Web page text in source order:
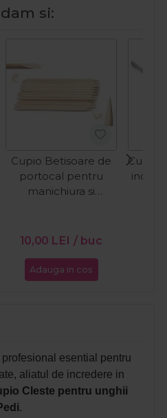
si:
Cupio Betisoare de
portocal pentru
manichiura si
10,00 LEI / buc
Adauga in cos
Cupio
inox
esential pentru
aliatul de incredere in
Cleste pentru unghii
.